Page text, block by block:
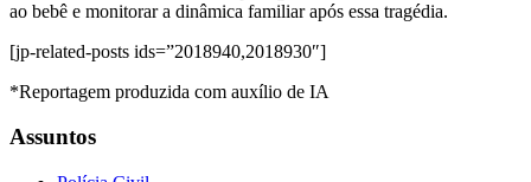
ao bebê e monitorar a dinâmica familiar após essa tragédia.
[jp-related-posts ids=”2018940,2018930″]
*Reportagem produzida com auxílio de IA
Assuntos